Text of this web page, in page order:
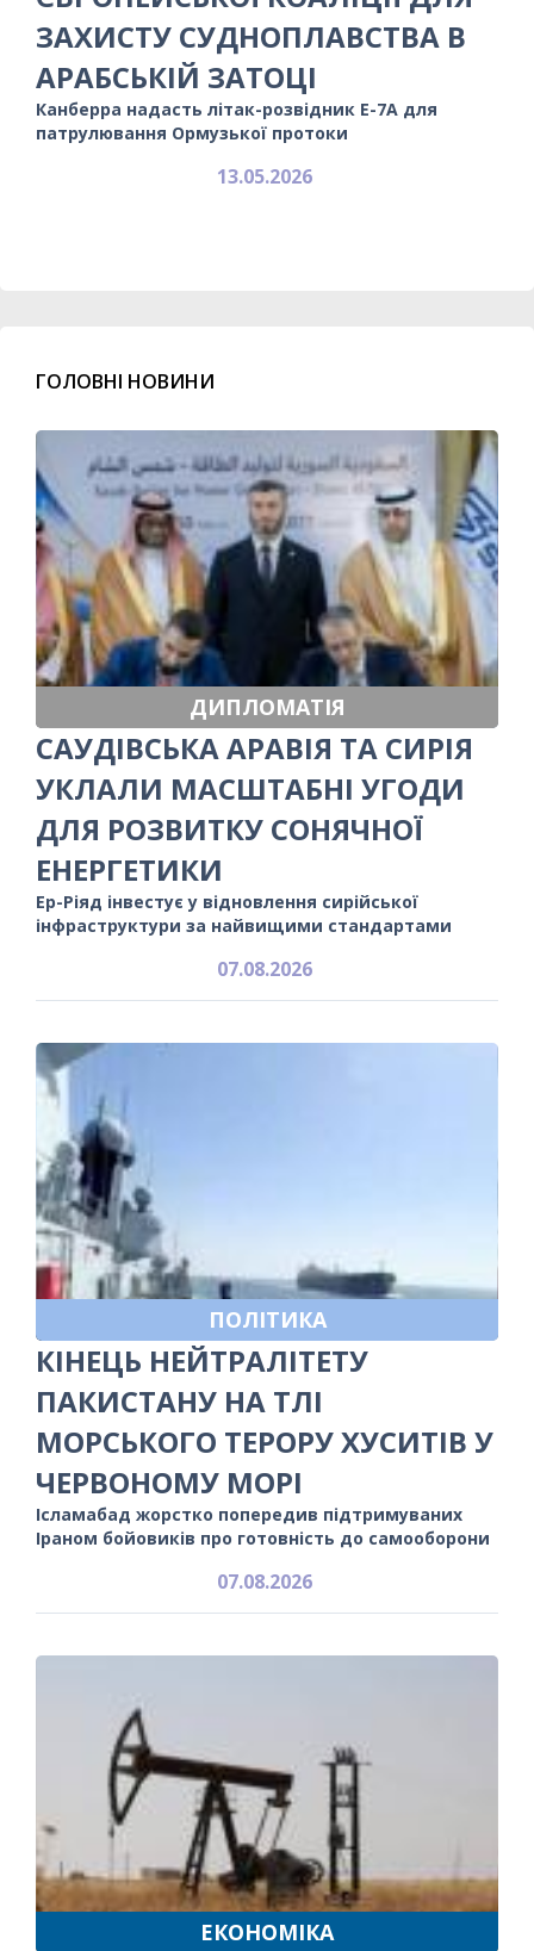
ЗАХИСТУ СУДНОПЛАВСТВА В
АРАБСЬКІЙ ЗАТОЦІ
Канберра надасть літак-розвідник E-7A для
патрулювання Ормузької протоки
13.05.2026
ГОЛОВНІ НОВИНИ
ДИПЛОМАТІЯ
САУДІВСЬКА АРАВІЯ ТА СИРІЯ
УКЛАЛИ МАСШТАБНІ УГОДИ
ДЛЯ РОЗВИТКУ СОНЯЧНОЇ
ЕНЕРГЕТИКИ
Ер-Ріяд інвестує у відновлення сирійської
інфраструктури за найвищими стандартами
07.08.2026
ПОЛІТИКА
КІНЕЦЬ НЕЙТРАЛІТЕТУ
ПАКИСТАНУ НА ТЛІ
МОРСЬКОГО ТЕРОРУ ХУСИТІВ У
ЧЕРВОНОМУ МОРІ
Ісламабад жорстко попередив підтримуваних
Іраном бойовиків про готовність до самооборони
07.08.2026
ЕКОНОМІКА